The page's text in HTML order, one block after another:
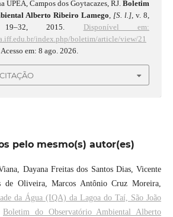
UPEA, Campos dos Goytacazes, RJ.Boletim
Alberto Ribeiro Lamego, [S. l.], v. 8,
2015. Disponível em:
index.php/boletim/article/view/21
Acesso em: 8 ago. 2026.
pelo mesmo(s) autor(es)
Dayana Freitas dos Santos Dias, Vicente
de Oliveira, Marcos Antônio Cruz Moreira,
da Água (IQA) da Lagoa do Taí, São João
Boletim do Observatório Ambiental Alberto